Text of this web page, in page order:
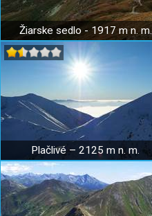
Žiarske sedlo - 1917 m n. m.
Plačlivé – 2125 m n. m.